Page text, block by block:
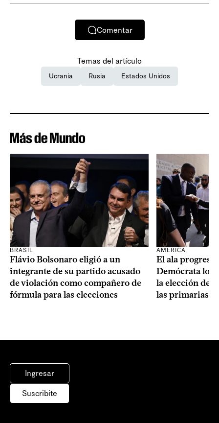
Comentar
Temas del artículo
Ucrania Rusia Estados Unidos
Más de Mundo
BRASIL
Flávio Bolsonaro eligió a un
integrante de su partido acusado
de violación como compañero de
fórmula para las elecciones
AMÉRICA
El ala
Demócrata
la elección de
las primarias
Ingresar
Suscribite